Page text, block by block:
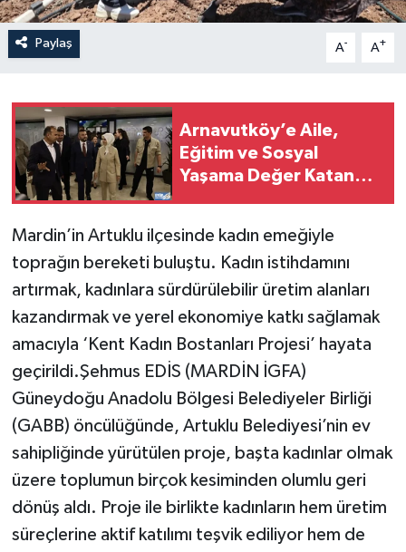
Paylaş A- A+
Arnavutköy’e Aile,
Eğitim ve Sosyal
Yaşama Değer Katan
Mardin’in Artuklu ilçesinde kadın emeğiyle
toprağın bereketi buluştu. Kadın istihdamını
artırmak, kadınlara sürdürülebilir üretim alanları
kazandırmak ve yerel ekonomiye katkı sağlamak
amacıyla ‘Kent Kadın Bostanları Projesi’ hayata
geçirildi.Şehmus EDİS (MARDİN İGFA)
Güneydoğu Anadolu Bölgesi Belediyeler Birliği
(GABB) öncülüğünde, Artuklu Belediyesi’nin ev
sahipliğinde yürütülen proje, başta kadınlar olmak
üzere toplumun birçok kesiminden olumlu geri
dönüş aldı. Proje ile birlikte kadınların hem üretim
süreçlerine aktif katılımı teşvik ediliyor hem de